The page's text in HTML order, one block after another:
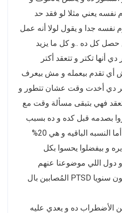
نفسه يعني مثلا لو فقد حد
نفسه جدا و يقول لولا أنه عمل
حصل كل ده ..و كل ما يزيد
أنها تكتر و تتعقد أكتر
تقدم بيعمله و مش بيعرف
دي أخدت وقت عشان تتطور و
فهي بتبقى مسألة وقت مع
بصدمه قبل كده و ده بسبب
مساعدة أهلهم و أصحابهم أما النسبه الباقيه و هي 20%
و بيفضلوا يحسوا بكل
دول اللي موضوعنا عنهم
من الأضطراب ده و يعدي عليه